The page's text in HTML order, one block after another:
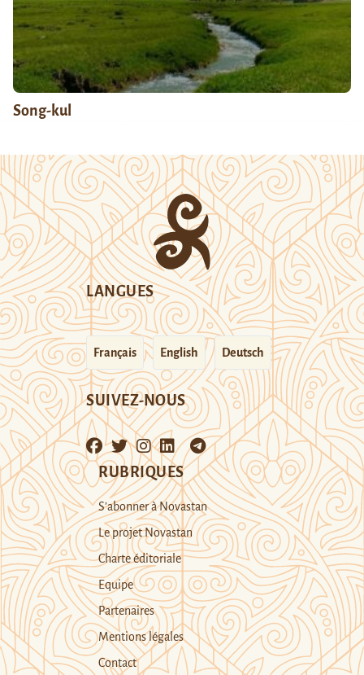
Song-kul
LANGUES
Français English Deutsch
SUIVEZ-NOUS
RUBRIQUES
S’abonner à Novastan
Le projet Novastan
Charte éditoriale
Equipe
Partenaires
Mentions légales
Contact